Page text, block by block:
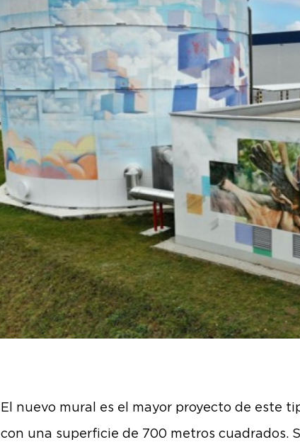
El nuevo mural es el mayor proyecto de este
con una superficie de 700 metros cuadrados.